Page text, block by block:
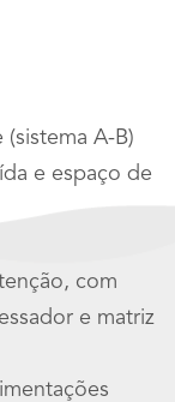
A-B)
e espaço de
com
e matriz